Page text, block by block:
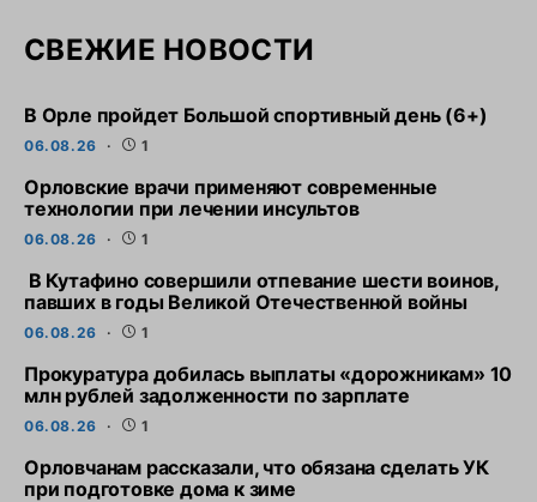
СВЕЖИЕ НОВОСТИ
В Орле пройдет Большой спортивный день (6+)
06.08.26 1
Орловские врачи применяют современные
технологии при лечении инсультов
06.08.26 1
В Кутафино совершили отпевание шести воинов,
павших в годы Великой Отечественной войны
06.08.26 1
Прокуратура добилась выплаты «дорожникам» 10
млн рублей задолженности по зарплате
06.08.26 1
Орловчанам рассказали, что обязана сделать УК
при подготовке дома к зиме